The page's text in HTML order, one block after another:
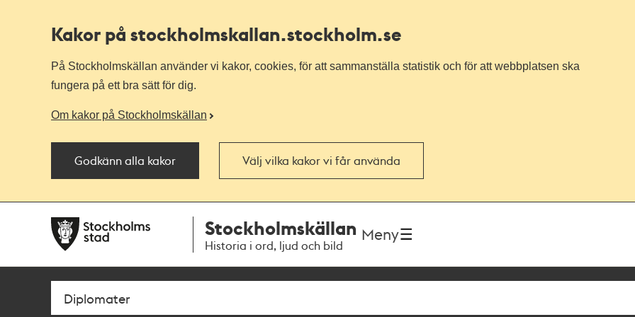
Kakor på stockholmskallan.stockholm.se
På Stockholmskällan använder vi kakor, cookies, för att sammanställa statistik och för att webbplatsen ska
fungera på ett bra sätt för dig.
Om kakor på Stockholmskällan
Godkänn alla kakor Välj vilka kakor vi får använda
navigationen
huvudinnehållet
Stockholmskällan
Historia i ord, ljud och bild
Meny
Sök